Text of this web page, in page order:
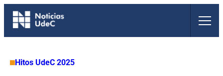
Saltar
Hitos UdeC 2025